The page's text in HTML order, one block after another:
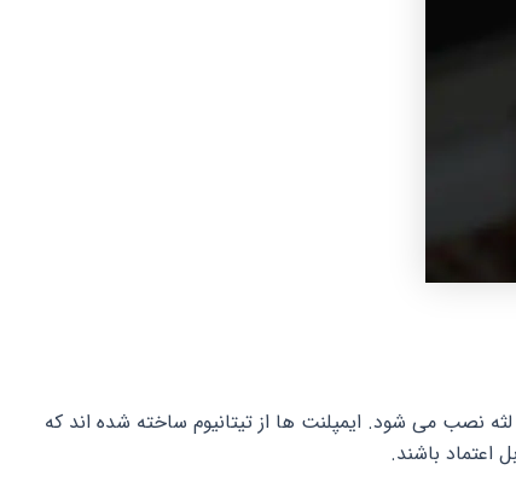
نصب می شود. ایمپلنت ها از تیتانیوم ساخته شده اند که
اعتماد باشند.